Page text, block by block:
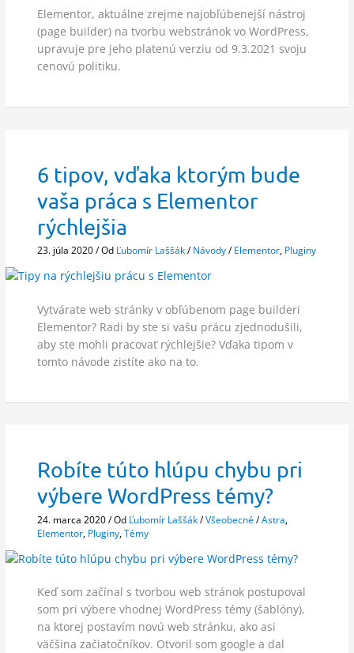
Elementor, aktuálne zrejme najobľúbenejší nástroj
(page builder) na tvorbu webstránok vo WordPress,
upravuje pre jeho platenú verziu od 9.3.2021 svoju
cenovú politiku.
6 tipov, vďaka ktorým bude
vaša práca s Elementor
rýchlejšia
23. júla 2020/ Od Ľubomír Laššák/Návody/Elementor Pluginy
Vytvárate web stránky v obľúbenom page builderi
Elementor? Radi by ste si vašu prácu zjednodušili,
aby ste mohli pracovať rýchlejšie? Vďaka tipom v
tomto návode zistíte ako na to.
Robíte túto hlúpu chybu pri
výbere WordPress témy?
24. marca 2020/ Od Ľubomír Laššák/Všeobecné/Astra
Elementor Pluginy ,Témy
Keď som začínal s tvorbou web stránok postupoval
som pri výbere vhodnej WordPress témy (šablóny),
na ktorej postavím novú web stránku, ako asi
väčšina začiatočníkov. Otvoril som google a dal